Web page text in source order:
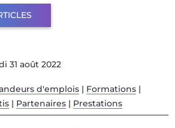
31 août 2022
d'emplois| Formations|
| Partenaires| Prestations